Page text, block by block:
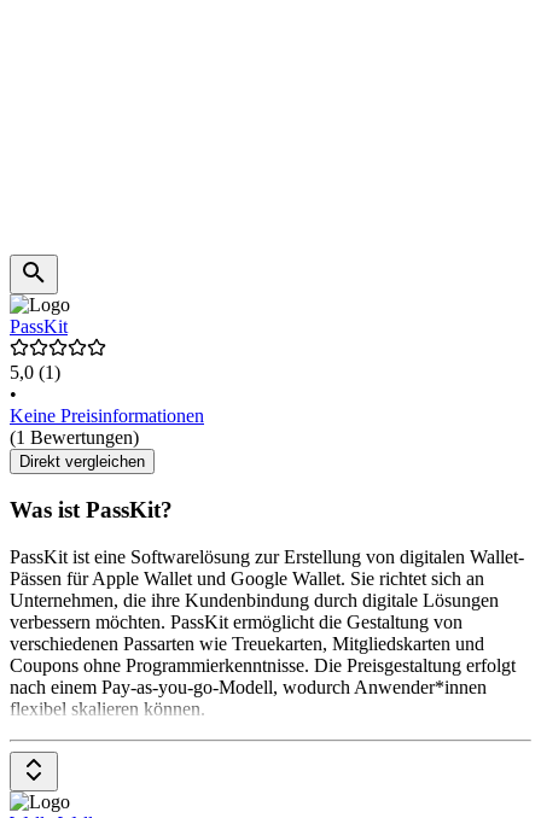
PassKit
5,0 (1)
•
Keine Preisinformationen
(1 Bewertungen)
Direkt vergleichen
Was ist PassKit?
PassKit ist eine Softwarelösung zur Erstellung von digitalen Wallet-
Pässen für Apple Wallet und Google Wallet. Sie richtet sich an
Unternehmen, die ihre Kundenbindung durch digitale Lösungen
verbessern möchten. PassKit ermöglicht die Gestaltung von
verschiedenen Passarten wie Treuekarten, Mitgliedskarten und
Coupons ohne Programmierkenntnisse. Die Preisgestaltung erfolgt
nach einem Pay-as-you-go-Modell, wodurch Anwender*innen
flexibel skalieren können.